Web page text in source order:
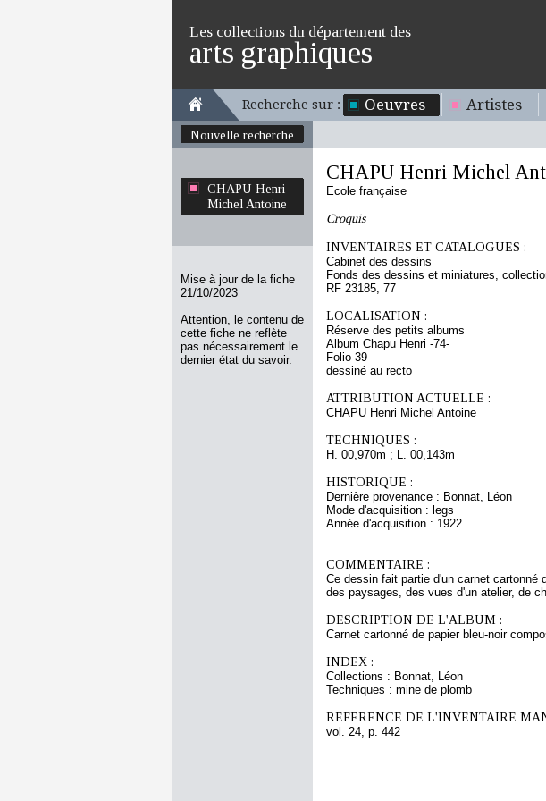
Les collections du département des
arts graphiques
Recherche sur : Oeuvres Artistes
Nouvelle recherche
CHAPU Henri
Michel Antoine
Mise à jour de la fiche
21/10/2023
Attention, le contenu de
cette fiche ne reflète
pas nécessairement le
dernier état du savoir.
CHAPU Henri Michel
Ecole française
Croquis
INVENTAIRES ET CATALOGUES :
Cabinet des dessins
Fonds des dessins et miniatures,
RF 23185, 77
LOCALISATION :
Réserve des petits albums
Album Chapu Henri -74-
Folio 39
dessiné au recto
ATTRIBUTION ACTUELLE :
CHAPU Henri Michel Antoine
TECHNIQUES :
H. 00,970m ; L. 00,143m
HISTORIQUE :
Dernière provenance : Bonnat, Léon
Mode d'acquisition : legs
Année d'acquisition : 1922
COMMENTAIRE :
Ce dessin fait partie d'un carnet cartonné
des paysages, des vues d'un atelier, de
DESCRIPTION DE L'ALBUM :
Carnet cartonné de papier bleu-noir
INDEX :
Collections : Bonnat, Léon
Techniques : mine de plomb
REFERENCE DE L'INVENTAIRE
vol. 24, p. 442